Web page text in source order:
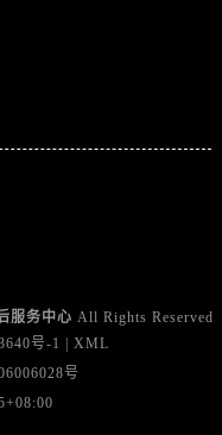
服务中心 All Rights Reserved
号-1
XML
号